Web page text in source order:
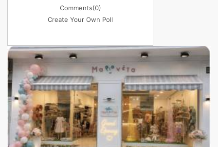
Comments(0)
Create Your Own Poll